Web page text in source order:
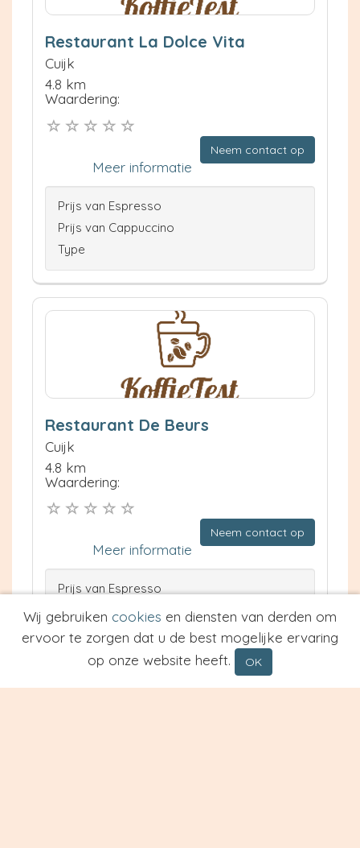
Restaurant La Dolce Vita
Cuijk
4.8 km
Waardering:
Neem contact op
Meer informatie
Prijs van Espresso
Prijs van Cappuccino
Type
Restaurant De Beurs
Cuijk
4.8 km
Waardering:
Neem contact op
Meer informatie
Prijs van Espresso
Prijs van Cappuccino
Type
Wij gebruiken cookies en diensten van derden om
ervoor te zorgen dat u de best mogelijke ervaring
op onze website heeft.
OK